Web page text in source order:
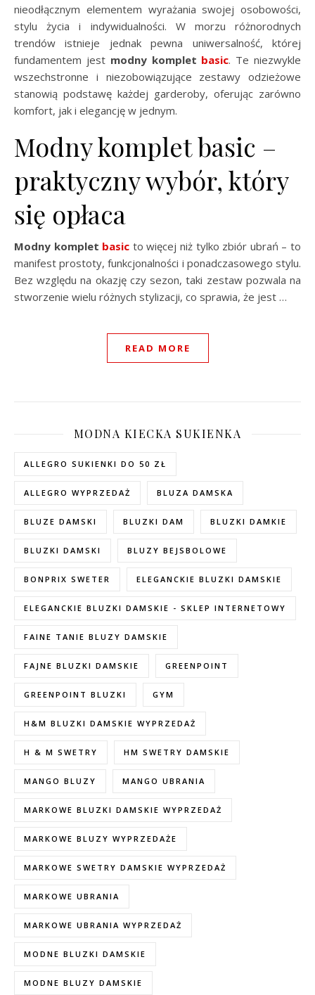
nieodłącznym elementem wyrażania swojej osobowości,
stylu życia i indywidualności. W morzu różnorodnych
trendów istnieje jednak pewna uniwersalność, której
fundamentem jest modny komplet basic. Te niezwykle
wszechstronne i niezobowiązujące zestawy odzieżowe
stanowią podstawę każdej garderoby, oferując zarówno
komfort, jak i elegancję w jednym.
Modny komplet basic –
praktyczny wybór, który
się opłaca
Modny komplet basic to więcej niż tylko zbiór ubrań – to
manifest prostoty, funkcjonalności i ponadczasowego stylu.
Bez względu na okazję czy sezon, taki zestaw pozwala na
stworzenie wielu różnych stylizacji, co sprawia, że jest …
READ MORE
MODNA KIECKA SUKIENKA
ALLEGRO SUKIENKI DO 50 ZŁ
ALLEGRO WYPRZEDAŻ BLUZA DAMSKA
BLUZE DAMSKI BLUZKI DAM BLUZKI DAMKIE
BLUZKI DAMSKI BLUZY BEJSBOLOWE
BONPRIX SWETER ELEGANCKIE BLUZKI DAMSKIE
ELEGANCKIE BLUZKI DAMSKIE - SKLEP INTERNETOWY
FAINE TANIE BLUZY DAMSKIE
FAJNE BLUZKI DAMSKIE GREENPOINT
GREENPOINT BLUZKI GYM
H&M BLUZKI DAMSKIE WYPRZEDAŻ
H & M SWETRY HM SWETRY DAMSKIE
MANGO BLUZY MANGO UBRANIA
MARKOWE BLUZKI DAMSKIE WYPRZEDAŻ
MARKOWE BLUZY WYPRZEDAŻE
MARKOWE SWETRY DAMSKIE WYPRZEDAŻ
MARKOWE UBRANIA
MARKOWE UBRANIA WYPRZEDAŻ
MODNE BLUZKI DAMSKIE
MODNE BLUZY DAMSKIE